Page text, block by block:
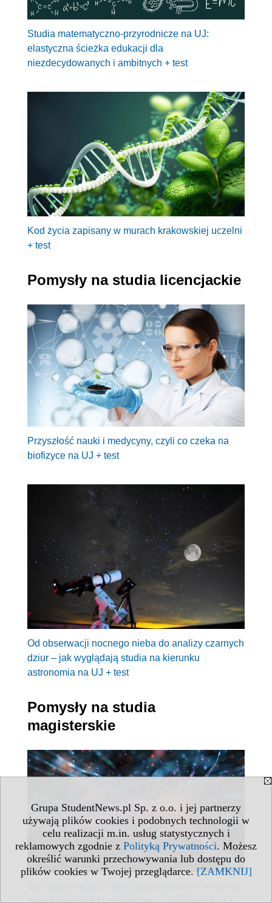
Grupa StudentNews.pl Sp. z o.o. i jej partnerzy
używają plików cookies i podobnych technologii w
celu realizacji m.in. usług statystycznych i
reklamowych zgodnie z Polityką Prywatności. Możesz
określić warunki przechowywania lub dostępu do
plików cookies w Twojej przeglądarce. [ZAMKNIJ]
Studia matematyczno-przyrodnicze na UJ:
elastyczna ścieżka edukacji dla
niezdecydowanych i ambitnych + test
Kod życia zapisany w murach krakowskiej uczelni
+ test
Pomysły na studia licencjackie
Przyszłość nauki i medycyny, czyli co czeka na
biofizyce na UJ + test
Od obserwacji nocnego nieba do analizy czarnych
dziur – jak wyglądają studia na kierunku
astronomia na UJ + test
Pomysły na studia
magisterskie
neurobiologia na Uniwersytecie Jagiellońskim +